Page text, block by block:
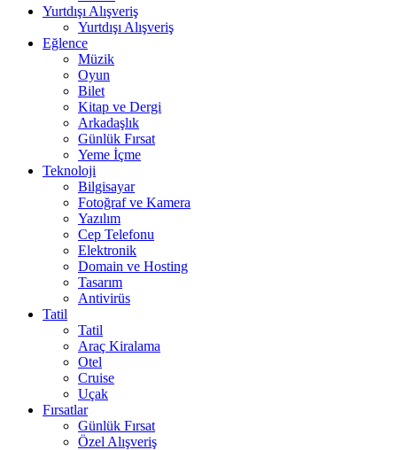
Yurtdışı Alışveriş
Yurtdışı Alışveriş
Eğlence
Müzik
Oyun
Bilet
Kitap ve Dergi
Arkadaşlık
Günlük Fırsat
Yeme İçme
Teknoloji
Bilgisayar
Fotoğraf ve Kamera
Yazılım
Cep Telefonu
Elektronik
Domain ve Hosting
Tasarım
Antivirüs
Tatil
Tatil
Araç Kiralama
Otel
Cruise
Uçak
Fırsatlar
Günlük Fırsat
Özel Alışveriş